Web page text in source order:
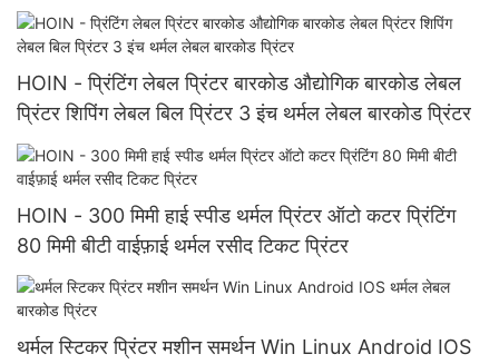
HOIN - प्रिंटिंग लेबल प्रिंटर बारकोड औद्योगिक बारकोड लेबल
प्रिंटर शिपिंग लेबल बिल प्रिंटर 3 इंच थर्मल लेबल बारकोड प्रिंटर
HOIN - 300 मिमी हाई स्पीड थर्मल प्रिंटर ऑटो कटर प्रिंटिंग
80 मिमी बीटी वाईफ़ाई थर्मल रसीद टिकट प्रिंटर
थर्मल स्टिकर प्रिंटर मशीन समर्थन Win Linux Android IOS